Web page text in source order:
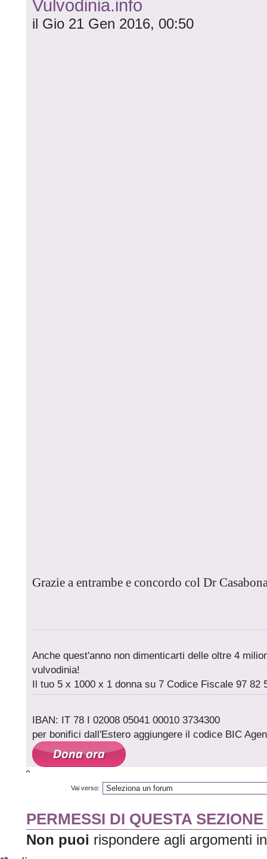
Vulvodinia.info
il Gio 21 Gen 2016, 00:50
Grazie a entrambe e concordo col Dr
Anche quest'anno non dimenticarti delle oltre 4
vulvodinia!
Il tuo 5 x 1000 x 1 donna su 7 Codice Fiscale 97 82
IBAN: IT 78 I 02008 05041 00010 3734300
per bonifici dall'Estero aggiungere il codice BIC
Vai verso:
PERMESSI DI QUESTA
Non puoi rispondere agli argomenti